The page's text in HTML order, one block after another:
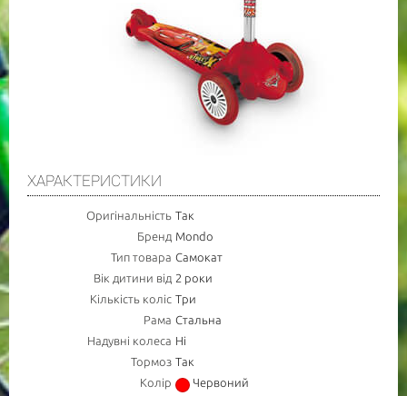
ХАРАКТЕРИСТИКИ
Оригінальність Так
Бренд Mondo
Тип товара Самокат
Вік дитини від 2 роки
Кількість коліс Три
Рама Стальна
Надувні колеса Ні
Тормоз Так
Колір
Червоний